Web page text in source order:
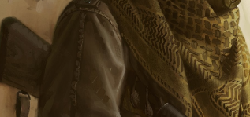
在主题许可下可免费使用
选择图片